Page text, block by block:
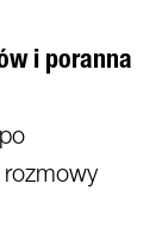
i poranna